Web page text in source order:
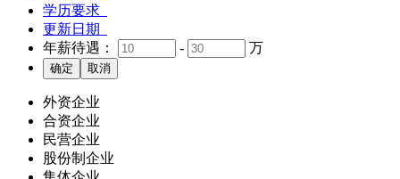
学历要求
更新日期
年薪待遇：
- 万
外资企业
合资企业
民营企业
股份制企业